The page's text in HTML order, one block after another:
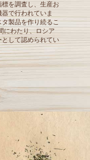
を調査し、生産お
で行われていま
製品を作り続るこ
にわたり、ロシア
して認められてい